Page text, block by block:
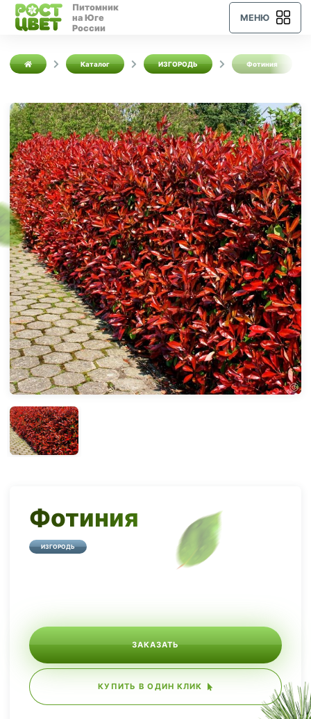
Питомник
на Юге
России
МЕНЮ
Каталог ИЗГОРОДЬ Фотиния
Фотиния
ИЗГОРОДЬ
ЗАКАЗАТЬ
КУПИТЬ В ОДИН КЛИК